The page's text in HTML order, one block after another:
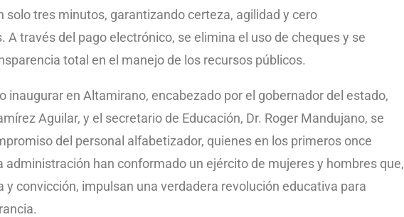
solo tres minutos, garantizando certeza, agilidad y cero
A través del pago electrónico, se elimina el uso de cheques y se
total en el manejo de los recursos públicos.
inaugurar en Altamirano, encabezado por el gobernador del estado,
Aguilar, y el secretario de Educación, Dr. Roger Mandujano, se
del personal alfabetizador, quienes en los primeros once
administración han conformado un ejército de mujeres y hombres que,
y convicción, impulsan una verdadera revolución educativa para